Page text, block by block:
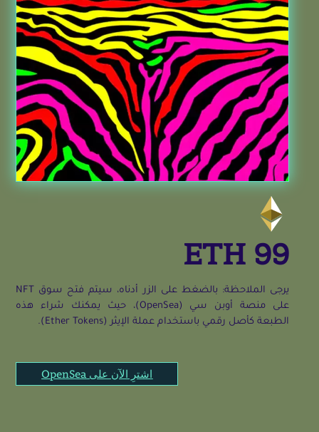
اشترِ الآن على OpenSea
99 ETH
يرجى الملاحظة: بالضغط على الزر أدناه، سيتم فتح سوق NFT
على منصة أوبن سي (OpenSea)، حيث يمكنك شراء هذه
الطبعة كأصل رقمي باستخدام عملة الإيثر (Ether Tokens).